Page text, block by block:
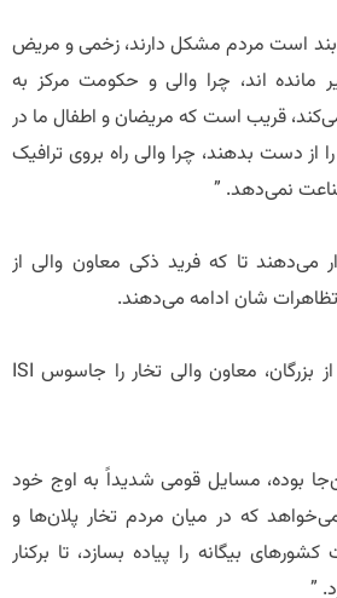
است مردم مشکل دارند، زخمی و مریض
مانده اند، چرا والی و حکومت مرکز به
قریب است که مریضان و اطفال ما در
دست بدهند، چرا والی راه بروی ترافیک
نمی‌دهد. ”
می‌دهند تا که فرید ذکی معاون والی از
شان ادامه می‌دهند.
محمدعظیم واکمن یکتن از بزرگان، معاون والی تخار را جاسوس ISI
بوده، مسایل قومی شدیداً به اوج خود
که در میان مردم تخار پلان‌ها و
بیگانه را پیاده بسازد، تا برکنار
”